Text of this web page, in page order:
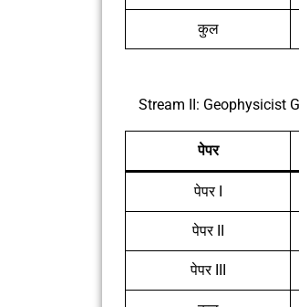
कुल
Stream II: Geophysicist
पेपर
पेपर I
पेपर II
पेपर III